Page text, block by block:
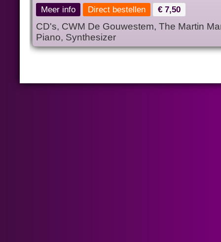
Meer info Direct bestellen € 7,50
CD's, CWM De Gouwestem, The Martin
Piano, Synthesizer